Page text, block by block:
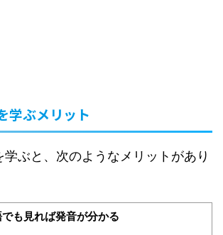
学ぶメリット
学ぶと、次のようなメリットがあり
も見れば発音が分かる